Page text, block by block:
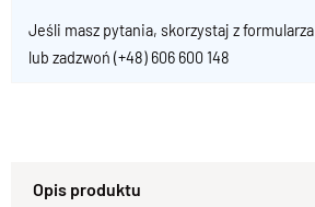
Jeśli masz pytania, skorzystaj z formularza
lub zadzwoń (+48) 606 600 148